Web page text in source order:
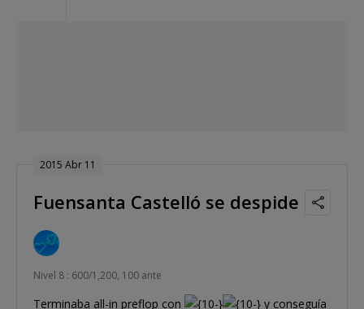
2015 Abr 11
Fuensanta Castelló se despide
Nivel 8 : 600/1,200, 100 ante
Terminaba all-in preflop con y conseguía